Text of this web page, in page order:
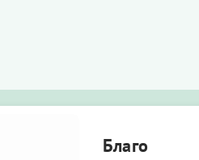
Благо